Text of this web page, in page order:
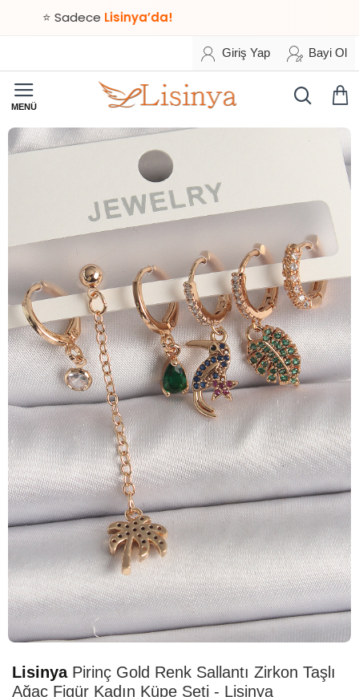
⭐ SadeceLisinya’da!
Giriş Yap Bayi Ol
LisinyaPirinç Gold Renk Sallantı Zirkon Taşlı
Ağaç Figür Kadın Küpe Seti - Lisinya